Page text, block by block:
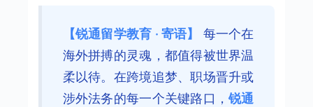
【锐通留学教育 · 寄语】
每一个在
海外拼搏的灵魂，都值得被世界温
柔以待。在跨境追梦、职场晋升或
涉外法务的每一个关键路口，锐通